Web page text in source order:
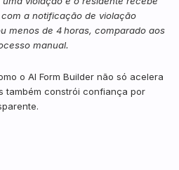
a notificação de violação
menos de 4 horas, comparado aos
manual.
o AI Form Builder não só acelera
também constrói confiança por